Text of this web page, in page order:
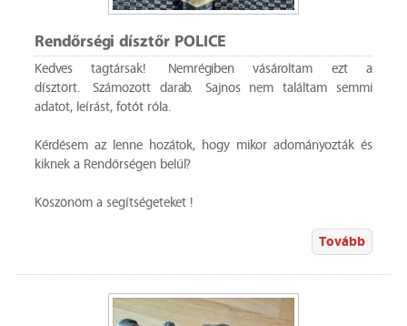
Rendőrségi dísztőr POLICE
Kedves tagtársak! Nemrégiben vásároltam ezt a
dísztört. Számozott darab. Sajnos nem találtam semmi
adatot, leírást, fotót róla.
Kérdésem az lenne hozátok, hogy mikor adományozták és
kiknek a Rendőrségen belűl?
Köszönöm a segítségeteket !
Tovább